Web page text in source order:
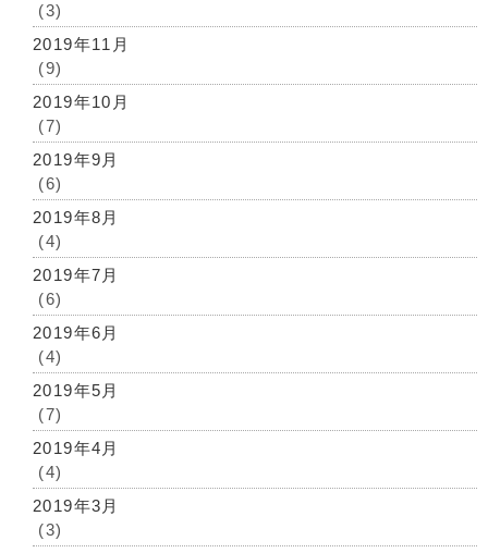
(3)
2019年11月
(9)
2019年10月
(7)
2019年9月
(6)
2019年8月
(4)
2019年7月
(6)
2019年6月
(4)
2019年5月
(7)
2019年4月
(4)
2019年3月
(3)